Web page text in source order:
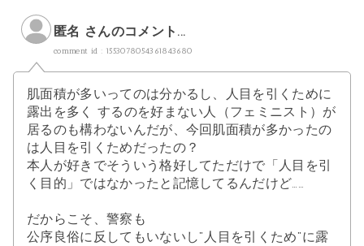
匿名 さんのコメント...
comment id : 1553078054361843680
肌面積が多いってのは分かるし、人目を引くために
露出を多く するのを好まない人（フェミニスト）が
居るのも構わないんだが、今回肌面積が多かったの
は人目を引くためだったの？
本人が好きでそういう格好してただけで「人目を引
く目的」ではなかったと記憶してるんだけど……
だからこそ、警察も
公序良俗に反してもいないし"人目を引くため"に露